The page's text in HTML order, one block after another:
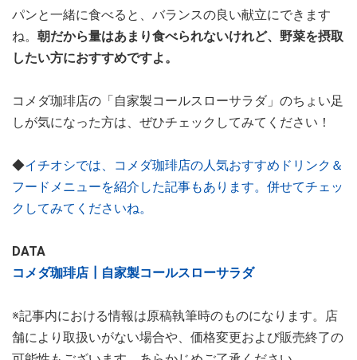
パンと一緒に食べると、バランスの良い献立にできます
ね。 朝だから量はあまり食べられないけれど、野菜を摂取
したい方におすすめですよ。
コメダ珈琲店の「自家製コールスローサラダ」のちょい足
しが気になった方は、ぜひチェックしてみてください！
◆イチオシでは、コメダ珈琲店の人気おすすめドリンク＆
フードメニューを紹介した記事もあります。併せてチェッ
クしてみてくださいね。
DATA
コメダ珈琲店┃自家製コールスローサラダ
※記事内における情報は原稿執筆時のものになります。店
舗により取扱いがない場合や、価格変更および販売終了の